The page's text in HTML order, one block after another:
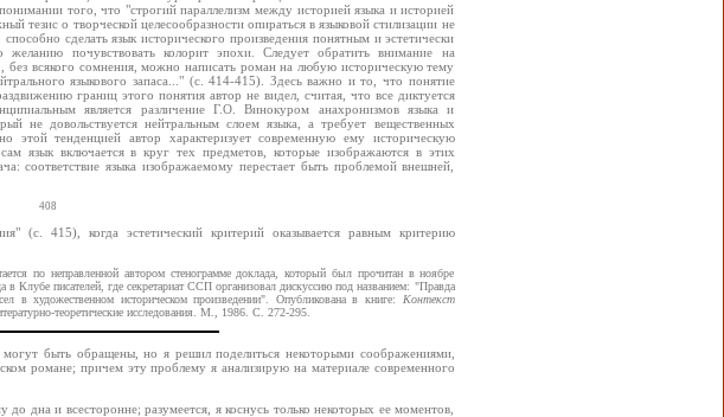
того, что "строгий параллелизм между историей языка и историей
тезис о творческой целесообразности опираться в языковой стилизации не
сделать язык исторического произведения понятным и эстетически
желанию почувствовать колорит эпохи. Следует обратить внимание на
всякого сомнения, можно написать роман на любую историческую тему
языкового запаса..." (с. 414-415). Здесь важно и то, что понятие
границ этого понятия автор не видел, считая, что все диктуется
является различение Г.О. Винокуром анахронизмов языка и
не довольствуется нейтральным слоем языка, а требует вещественных
этой тенденцией автор характеризует современную ему историческую
язык включается в круг тех предметов, которые изображаются в этих
соответствие языка изображаемому перестает быть проблемой внешней,
408
(с. 415), когда эстетический критерий оказывается равным критерию
по неправленной автором стенограмме доклада, который был прочитан в ноябре
в Клубе писателей, где секретариат ССП организовал дискуссию под названием: "Правда
в художественном историческом произведении". Опубликована в книге: Контекст
теоретические исследования. М., 1986. С. 272-295.
быть обращены, но я решил поделиться некоторыми соображениями,
романе; причем эту проблему я анализирую на материале современного
дна и всесторонне; разумеется, я коснусь только некоторых ее моментов,